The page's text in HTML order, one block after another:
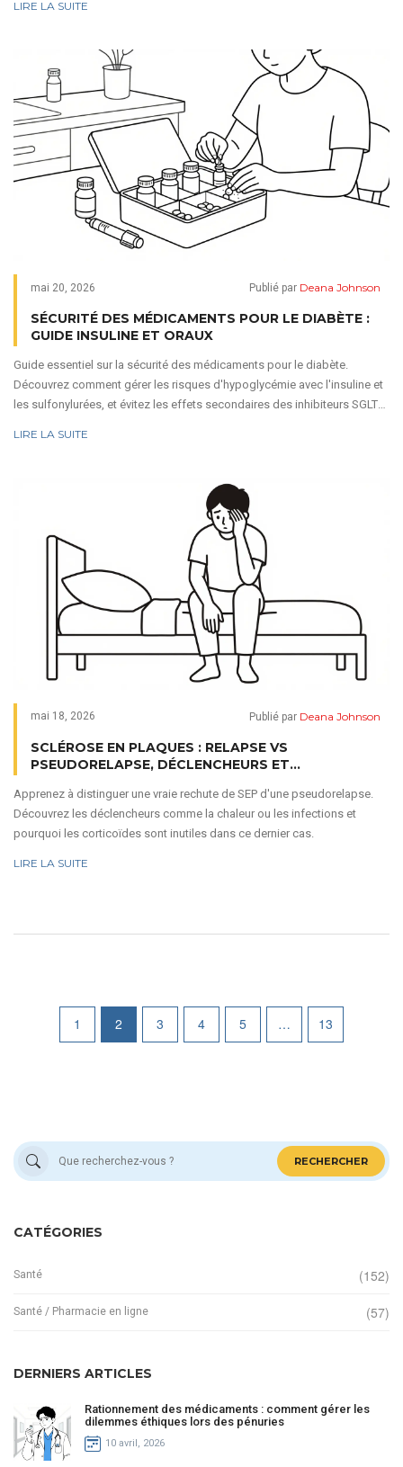
LIRE LA SUITE
mai 20, 2026 Publié par Deana Johnson
SÉCURITÉ DES MÉDICAMENTS POUR LE DIABÈTE :
GUIDE INSULINE ET ORAUX
Guide essentiel sur la sécurité des médicaments pour le diabète.
Découvrez comment gérer les risques d'hypoglycémie avec l'insuline et
les sulfonylurées, et évitez les effets secondaires des inhibiteurs SGLT2
LIRE LA SUITE
mai 18, 2026 Publié par Deana Johnson
SCLÉROSE EN PLAQUES : RELAPSE VS
PSEUDORELAPSE, DÉCLENCHEURS ET
Apprenez à distinguer une vraie rechute de SEP d'une pseudorelapse.
Découvrez les déclencheurs comme la chaleur ou les infections et
pourquoi les corticoïdes sont inutiles dans ce dernier cas.
LIRE LA SUITE
1 2 3 4 5 … 13
RECHERCHER
CATÉGORIES
Santé (152)
Santé / Pharmacie en ligne (57)
DERNIERS ARTICLES
Rationnement des médicaments : comment gérer les
dilemmes éthiques lors des pénuries
10 avril, 2026